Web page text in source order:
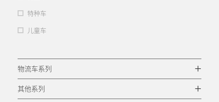
特种车
儿童车
物流车系列 +
其他系列 +